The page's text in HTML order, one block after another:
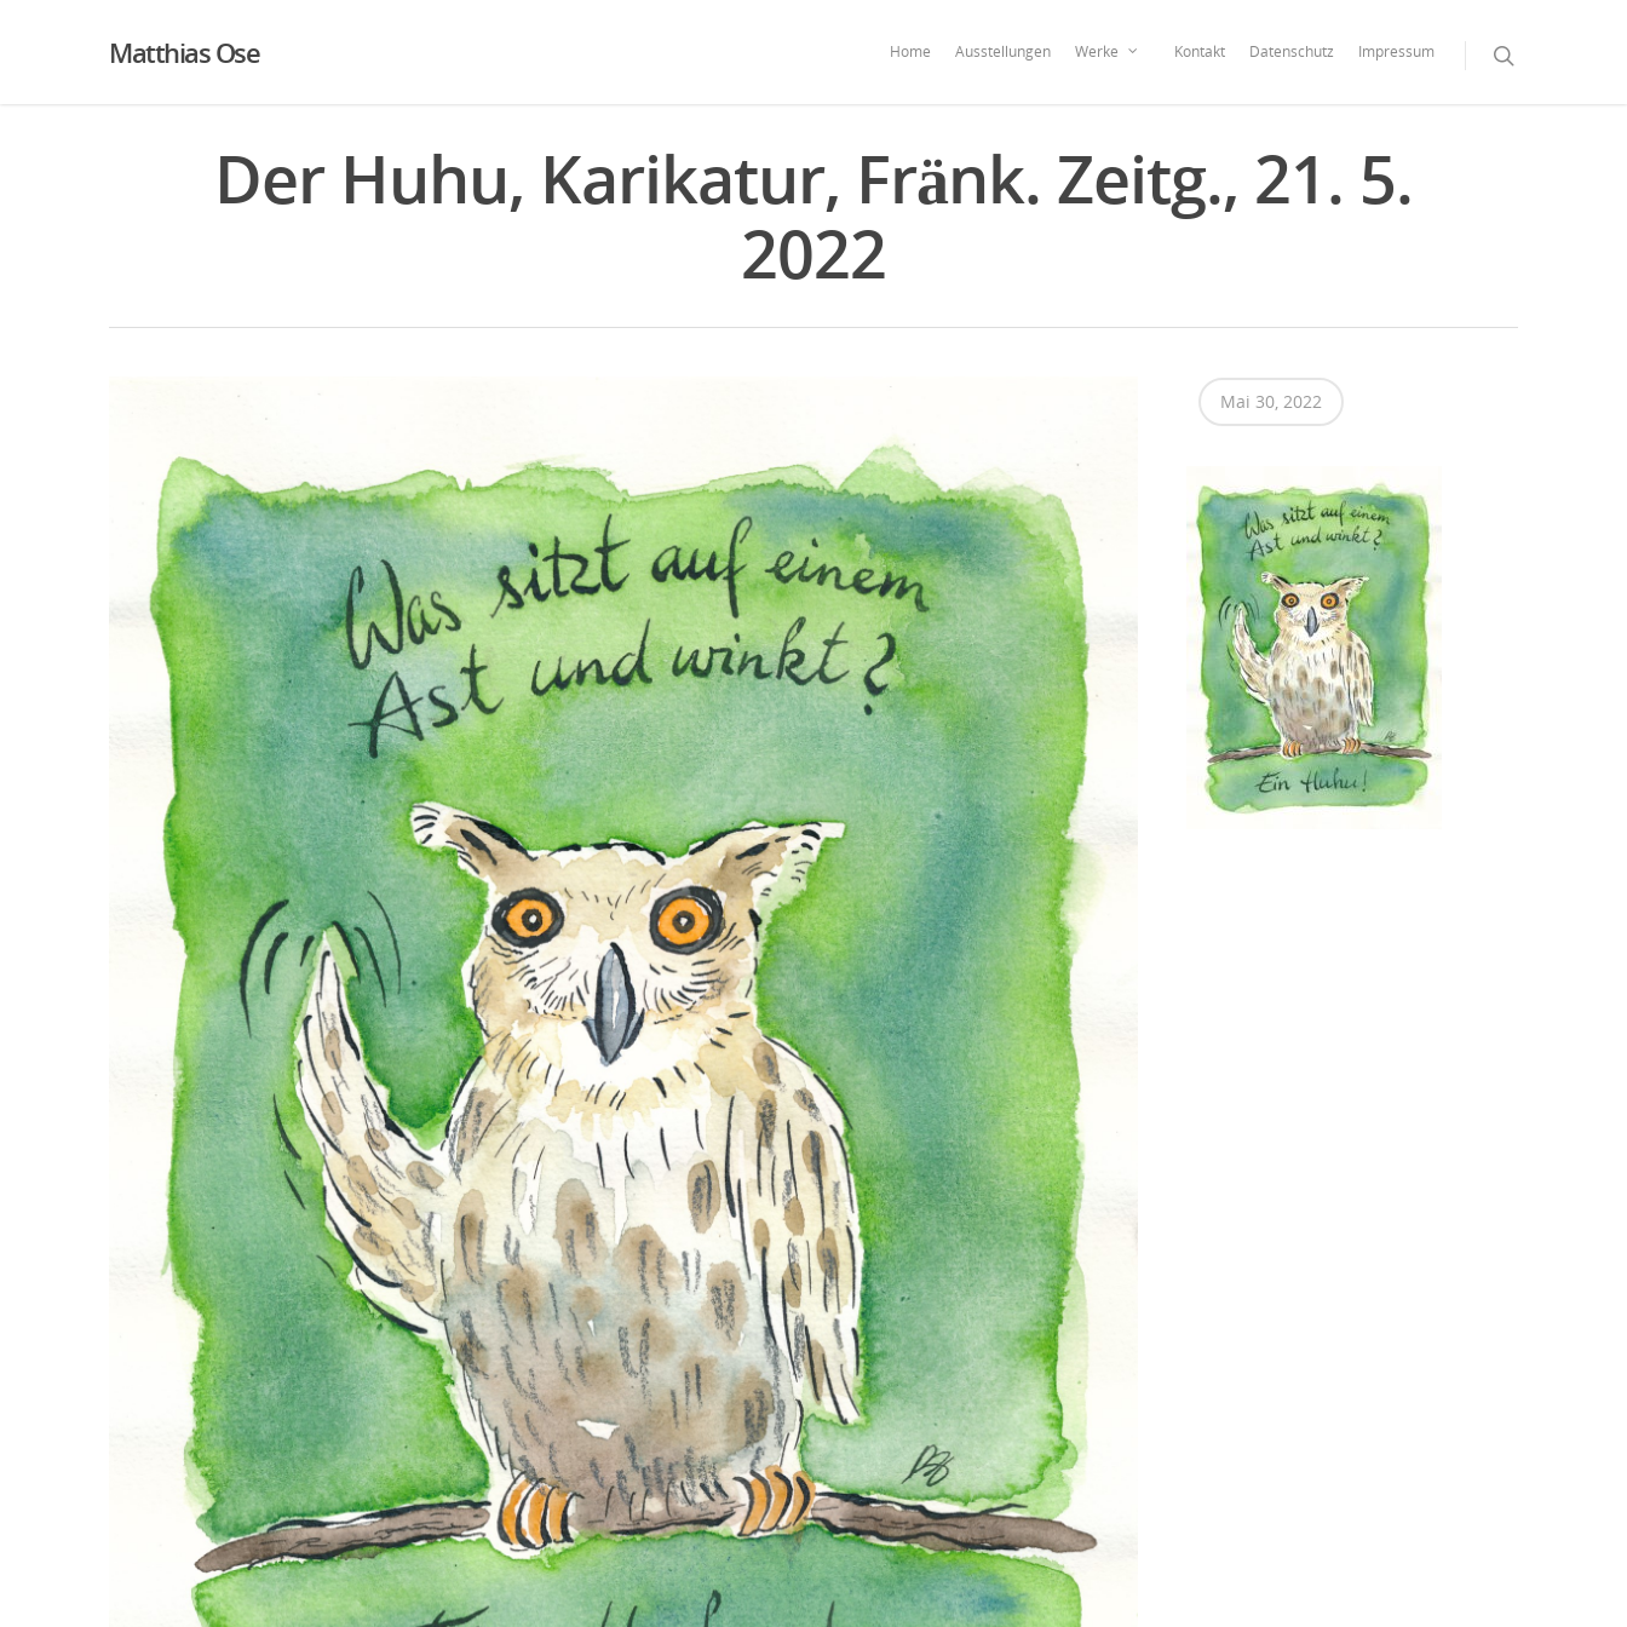
Matthias Ose Home Ausstellungen Werke Kontakt Datenschutz Impressum
Der Huhu, Karikatur, Fränk. Zeitg., 21. 5.
2022
Mai 30, 2022